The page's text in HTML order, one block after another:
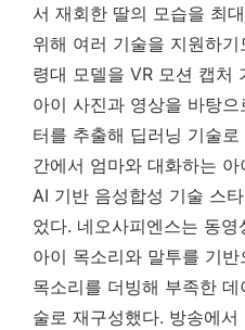
서 재회한 딸의 모습을 최
위해 여러 기술을 지원하
령대 모델을 VR 모션 캡처
아이 사진과 영상을 바탕
터를 추출해 딥러닝 기술
간에서 엄마와 대화하는
AI 기반 음성합성 기술 스
었다. 네오사피엔스는 동
아이 목소리와 말투를 기
목소리를 더빙해 부족한
술로 재구성했다. 방송에